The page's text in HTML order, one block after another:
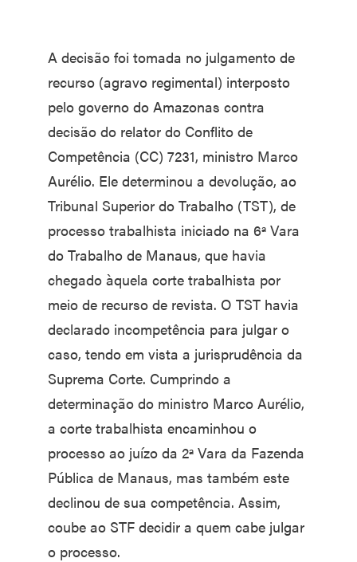
A decisão foi tomada no julgamento de
recurso (agravo regimental) interposto
pelo governo do Amazonas contra
decisão do relator do Conflito de
Competência (CC) 7231, ministro Marco
Aurélio. Ele determinou a devolução, ao
Tribunal Superior do Trabalho (TST), de
processo trabalhista iniciado na 6ª Vara
do Trabalho de Manaus, que havia
chegado àquela corte trabalhista por
meio de recurso de revista. O TST havia
declarado incompetência para julgar o
caso, tendo em vista a jurisprudência da
Suprema Corte. Cumprindo a
determinação do ministro Marco Aurélio,
a corte trabalhista encaminhou o
processo ao juízo da 2ª Vara da Fazenda
Pública de Manaus, mas também este
declinou de sua competência. Assim,
coube ao STF decidir a quem cabe julgar
o processo.